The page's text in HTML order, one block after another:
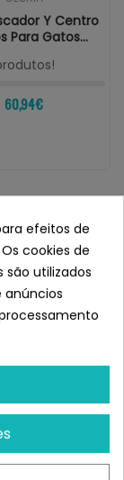
Y Centro
Para Gatos
60,94 €
PETS
Cerrado 2 Pisos
En Sisal Y
efeitos de
cookies de
são utilizados
anúncios